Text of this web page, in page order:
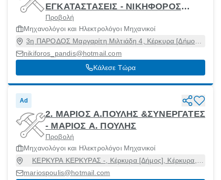
ΕΓΚΑΤΑΣΤΑΣΕΙΣ - ΝΙΚΗΦΟΡΟΣ
ΠΑΝΔΗΣ
Προβολή
Μηχανολόγοι και Ηλεκτρολόγοι Μηχανικοί
3η ΠΑΡΟΔΟΣ Μαργαρίτη Μιλτιάδη 4, Κέρκυρα [Δήμος],
Κέρκυρα, 49100
nikiforos_pandis@hotmail.com
Κάλεσε Τώρα
Ad
2. ΜΑΡΙΟΣ Α.ΠΟΥΛΗΣ &ΣΥΝΕΡΓΑΤΕΣ
- ΜΑΡΙΟΣ Α. ΠΟΥΛΗΣ
Προβολή
Μηχανολόγοι και Ηλεκτρολόγοι Μηχανικοί
ΚΕΡΚΥΡΑ ΚΕΡΚΥΡΑΣ -, Κέρκυρα [Δήμος], Κέρκυρα,
49100
mariospoulis@hotmail.com